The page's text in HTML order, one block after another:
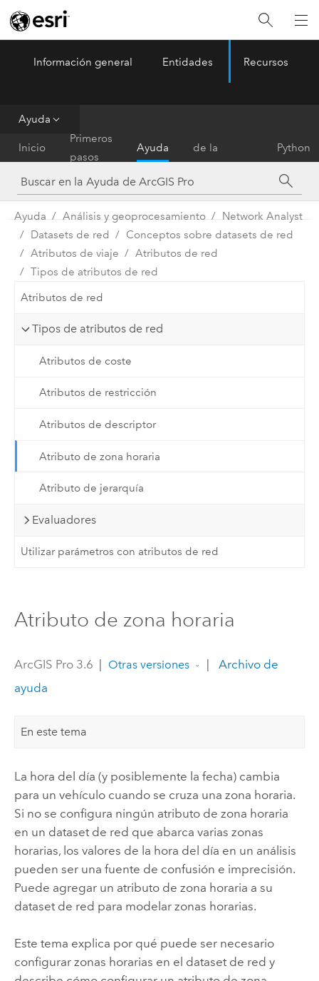
ArcGIS Pro Menu
Información general Entidades Recursos
Ayuda
Inicio
Primeros
pasos
Ayuda
de la
herramienta
Python
Ayuda Análisis y geoprocesamiento
Network Analyst
Datasets de red
Conceptos sobre datasets de red
Atributos de viaje
Atributos de red
Tipos de atributos de red
Atributos de red
Tipos de atributos de red
Atributos de coste
Atributos de restricción
Atributos de descriptor
Atributo de zona horaria
Atributo de jerarquía
Evaluadores
Utilizar parámetros con atributos de red
Atributo de zona horaria
ArcGIS Pro 3.6 Otras versiones
Archivo de
ayuda
En este tema
La hora del día (y posiblemente la fecha) cambia
para un vehículo cuando se cruza una zona horaria.
Si no se configura ningún atributo de zona horaria
en un dataset de red que abarca varias zonas
horarias, los valores de la hora del día en un análisis
pueden ser una fuente de confusión e imprecisión.
Puede agregar un atributo de zona horaria a su
dataset de red para modelar zonas horarias.
Este tema explica por qué puede ser necesario
configurar zonas horarias en el dataset de red y